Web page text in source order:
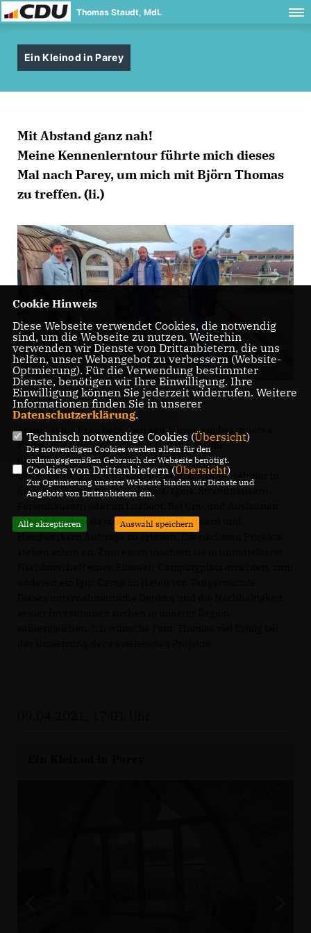
Thomas Staudt, MdL
Ein Kleinod in Parey
Mit Abstand ganz nah!
Meine Kennenlerntour führte mich dieses
Mal nach Parey, um mich mit Björn Thomas
zu treffen. (li.)
Er und seine Frau betreiben seit Jahren ein besonderes
Hotel im Jerichower Land mit regionaler und
überregionaler Ausstrahlung. 130
Übernachtungsmöglichkeiten bieten die Unternehmer in
ihren schwimmenden Seehotels, Iglus, Strandhäusern,
achten sie stets darauf, regionalen Partnern und
Cookie Hinweis
Diese Webseite verwendet Cookies, die notwendig
sind, um die Webseite zu nutzen. Weiterhin
verwenden wir Dienste von Drittanbietern, die uns
helfen, unser Webangebot zu verbessern (Website-
Optmierung). Für die Verwendung bestimmter
Dienste, benötigen wir Ihre Einwilligung. Ihre
Einwilligung können Sie jederzeit widerrufen. Weitere
Informationen finden Sie in unserer
Datenschutzerklärung.
Technisch notwendige Cookies (Übersicht)
Die notwendigen Cookies werden allein für den
ordnungsgemäßen Gebrauch der Webseite benötigt.
Cookies von Drittanbietern (Übersicht)
Zur Optimierung unserer Webseite binden wir Dienste und
Angebote von Drittanbietern ein.
Alle akzeptieren Auswahl speichern